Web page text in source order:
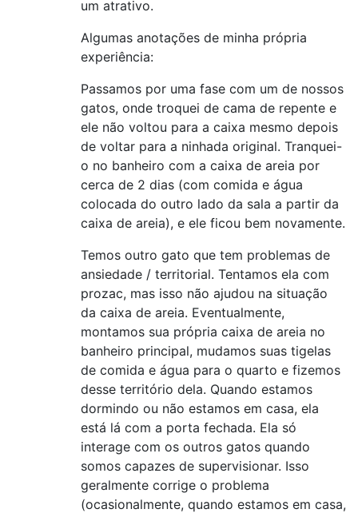
um atrativo.
Algumas anotações de minha própria
experiência:
Passamos por uma fase com um de nossos
gatos, onde troquei de cama de repente e
ele não voltou para a caixa mesmo depois
de voltar para a ninhada original. Tranquei-
o no banheiro com a caixa de areia por
cerca de 2 dias (com comida e água
colocada do outro lado da sala a partir da
caixa de areia), e ele ficou bem novamente.
Temos outro gato que tem problemas de
ansiedade / territorial. Tentamos ela com
prozac, mas isso não ajudou na situação
da caixa de areia. Eventualmente,
montamos sua própria caixa de areia no
banheiro principal, mudamos suas tigelas
de comida e água para o quarto e fizemos
desse território dela. Quando estamos
dormindo ou não estamos em casa, ela
está lá com a porta fechada. Ela só
interage com os outros gatos quando
somos capazes de supervisionar. Isso
geralmente corrige o problema
(ocasionalmente, quando estamos em casa,